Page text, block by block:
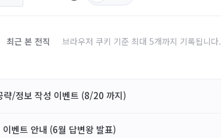
최근 본 전직 브라우저 쿠키 기준 최대 5개까지 기록됩니다.
략/정보 작성 이벤트 (8/20 까지)
벤트 안내 (6월 답변왕 발표)